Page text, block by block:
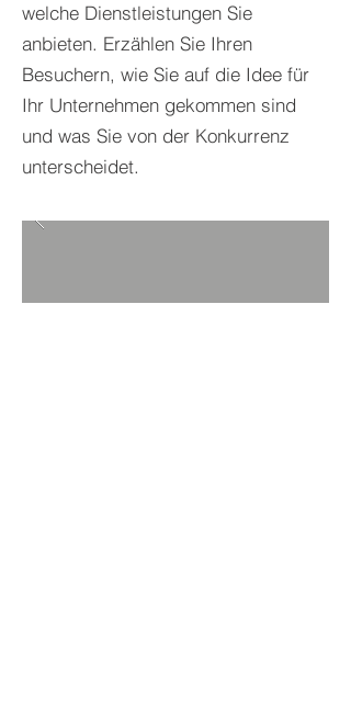
welche Dienstleistungen Sie
anbieten. Erzählen Sie Ihren
Besuchern, wie Sie auf die Idee für
Ihr Unternehmen gekommen sind
und was Sie von der Konkurrenz
unterscheidet.